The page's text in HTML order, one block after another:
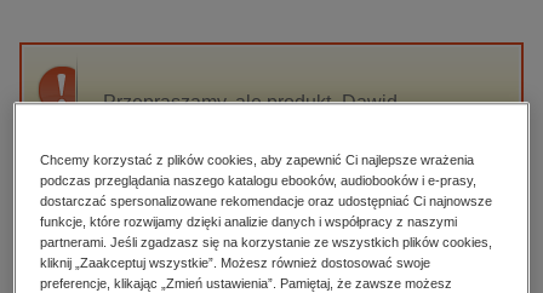
budownictwo, aranżacja wnętrz
darmowe wydania
edukacja
hobby, sport, rozrywka
komputery, internet, technologie, informatyka
Przepraszamy, ale produkt „Dawid
High-contrast mode
Polecane
Chcemy korzystać z plików cookies, aby zapewnić Ci najlepsze wrażenia
podczas przeglądania naszego katalogu ebooków, audiobooków i e-prasy,
dostarczać spersonalizowane rekomendacje oraz udostępniać Ci najnowsze
funkcje, które rozwijamy dzięki analizie danych i współpracy z naszymi
partnerami. Jeśli zgadzasz się na korzystanie ze wszystkich plików cookies,
kliknij „Zaakceptuj wszystkie”. Możesz również dostosować swoje
preferencje, klikając „Zmień ustawienia”. Pamiętaj, że zawsze możesz